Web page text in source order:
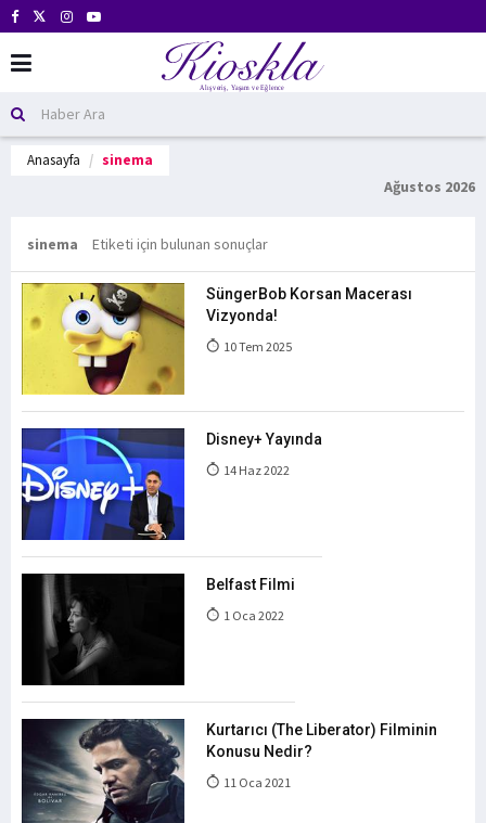
Anasayfa sinema
Ağustos 2026
sinema Etiketi için bulunan sonuçlar
SüngerBob Korsan Macerası
Vizyonda!
10 Tem 2025
Disney+ Yayında
14 Haz 2022
Belfast Filmi
1 Oca 2022
Kurtarıcı (The Liberator) Filminin
Konusu Nedir?
11 Oca 2021